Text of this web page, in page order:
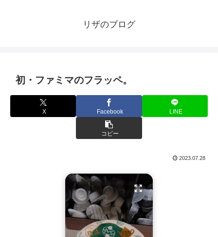
リザのブログ
初・ファミマのフラッペ。
X Facebook LINE
コピー
2023.07.28